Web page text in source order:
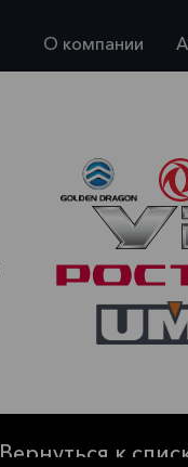
О компании
Вернуться к